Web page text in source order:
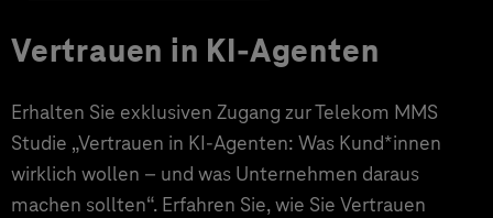
Vertrauen in KI-Agenten
Erhalten Sie exklusiven Zugang zur Telekom MMS
Studie „Vertrauen in KI-Agenten: Was Kund*innen
wirklich wollen – und was Unternehmen daraus
machen sollten“. Erfahren Sie, wie Sie Vertrauen